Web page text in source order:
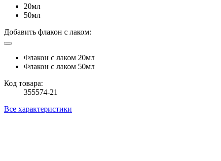
20мл
50мл
Добавить флакон с лаком:
Флакон с лаком 20мл
Флакон с лаком 50мл
Код товара:
355574-21
Все характеристики